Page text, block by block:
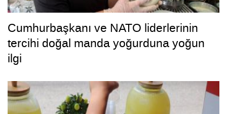
Cumhurbaşkanı ve NATO liderlerinin
tercihi doğal manda yoğurduna yoğun
ilgi